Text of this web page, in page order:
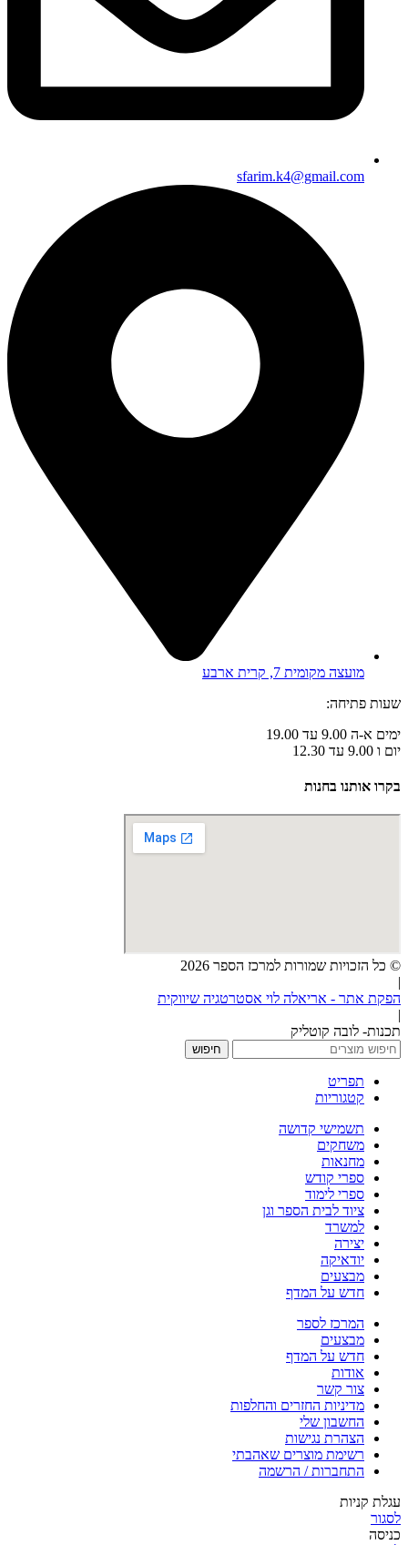
sfarim.k4@gmail.com
מועצה מקומית 7, קרית ארבע
שעות פתיחה:
ימים א-ה 9.00 עד 19.00
יום ו 9.00 עד 12.30
בקרו אותנו בחנות
© כל הזכויות שמורות למרכז הספר 2026
|
הפקת אתר - אריאלה לוי אסטרטגיה שיווקית
|
תכנות- לובה קוטליק
חיפוש
תפריט
קטגוריות
תשמישי קדושה
משחקים
מחנאות
ספרי קודש
ספרי לימוד
ציוד לבית הספר וגן
למשרד
יצירה
יודאיקה
מבצעים
חדש על המדף
המרכז לספר
מבצעים
חדש על המדף
אודות
צור קשר
מדיניות החזרים והחלפות
החשבון שלי
הצהרת נגישות
רשימת מוצרים שאהבתי
התחברות / הרשמה
עגלת קניות
לסגור
כניסה